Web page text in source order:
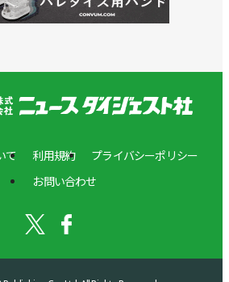
て 利用規約
プライバシーポリシー
お問い合わせ